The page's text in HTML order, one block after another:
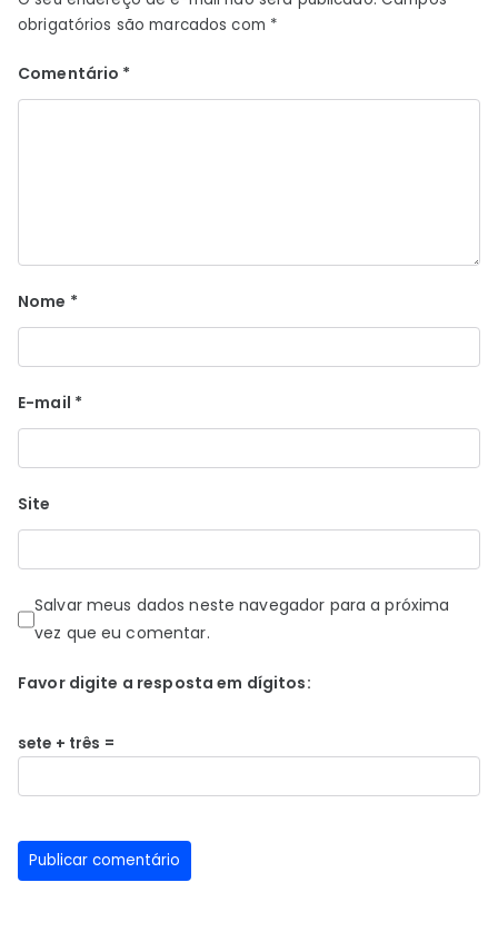
obrigatórios são marcados com *
Comentário *
Nome *
E-mail *
Site
Salvar meus dados neste navegador para a próxima
vez que eu comentar.
Favor digite a resposta em dígitos:
sete + três =